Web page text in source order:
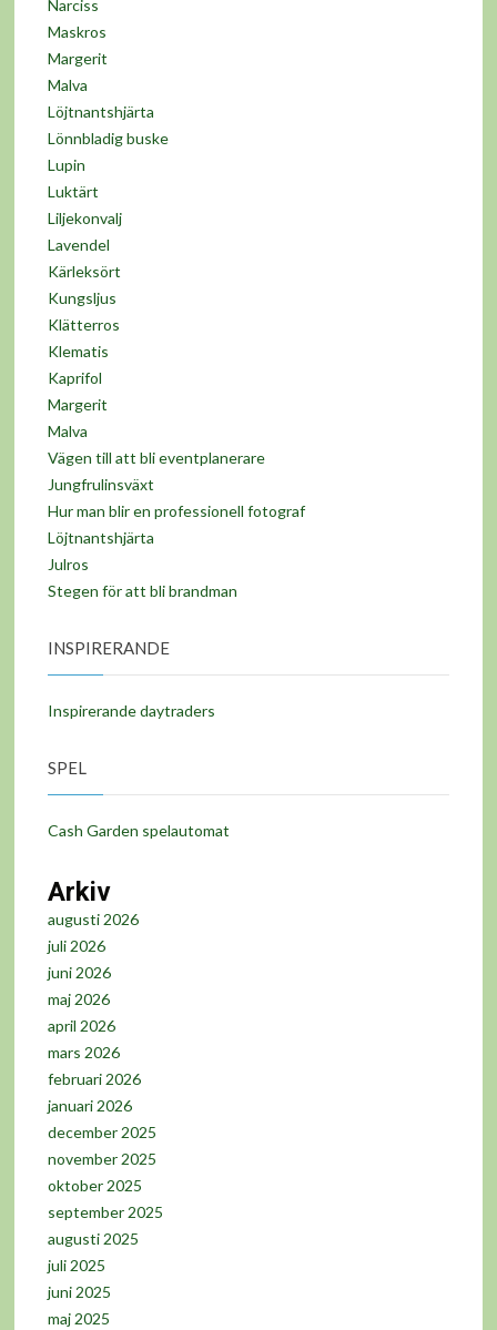
Narciss
Maskros
Margerit
Malva
Löjtnantshjärta
Lönnbladig buske
Lupin
Luktärt
Liljekonvalj
Lavendel
Kärleksört
Kungsljus
Klätterros
Klematis
Kaprifol
Margerit
Malva
Vägen till att bli eventplanerare
Jungfrulinsväxt
Hur man blir en professionell fotograf
Löjtnantshjärta
Julros
Stegen för att bli brandman
INSPIRERANDE
Inspirerande daytraders
SPEL
Cash Garden spelautomat
Arkiv
augusti 2026
juli 2026
juni 2026
maj 2026
april 2026
mars 2026
februari 2026
januari 2026
december 2025
november 2025
oktober 2025
september 2025
augusti 2025
juli 2025
juni 2025
maj 2025